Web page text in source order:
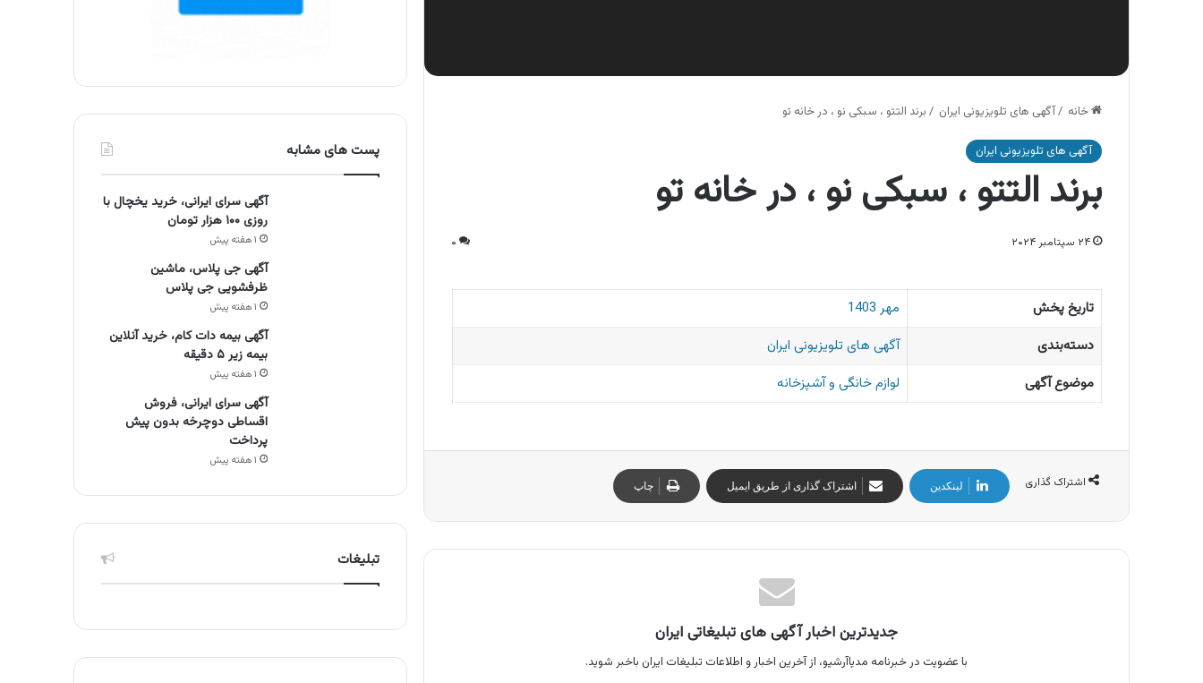
خانه /آگهی های تلویزیونی ایران / برند التتو ، سبکی نو ، در خانه تو
آگهی های تلویزیونی ایران
برند التتو ، سبکی نو ، در خانه تو
۲۴ سپتامبر ۲۰۲۴ ۰
تاریخ پخش
مهر 1403
دسته‌بندی
آگهی های تلویزیونی ایران
موضوع آگهی
لوازم خانگی و آشپزخانه
اشتراک گذاری لینکدین اشتراک گذاری از طریق ایمیل چاپ
جدیدترین اخبار آگهی های تبلیغاتی ایران
با عضویت در خبرنامه مدیاآرشیو، از آخرین اخبار و اطلاعات تبلیغات ایران باخبر شوید.
پست های مشابه
آگهی سرای ایرانی، خرید یخچال با
روزی ۱۰۰ هزار تومان
۱ هفته پیش
آگهی جی پلاس، ماشین
ظرفشویی جی پلاس
۱ هفته پیش
آگهی بیمه دات کام، خرید آنلاین
بیمه زیر ۵ دقیقه
۱ هفته پیش
آگهی سرای ایرانی، فروش
اقساطی دوچرخه بدون پیش
پرداخت
۱ هفته پیش
تبلیغات